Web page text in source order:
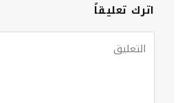
اترك تعليقاً